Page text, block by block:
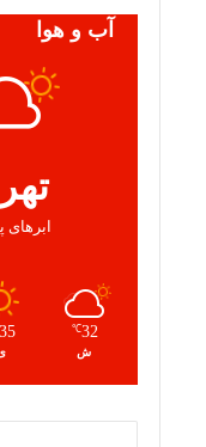
آب و هوا
ابرهای
32
℃
ش